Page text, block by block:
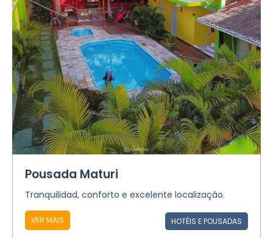
Pousada Maturi
Tranquilidad, conforto e excelente localização.
VER MAIS HOTÉIS E POUSADAS